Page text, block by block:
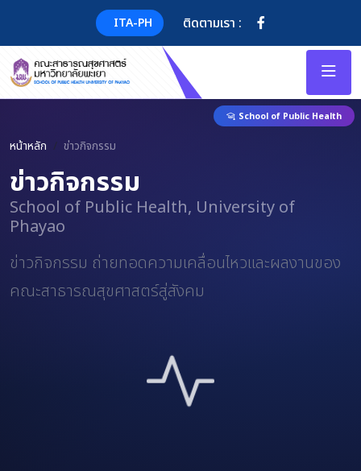
ITA-PH ติดตามเรา :
หน้าหลัก ข่าวกิจกรรม
School of Public Health
ข่าวกิจกรรม
School of Public Health, University of
Phayao
ข่าวกิจกรรม ถ่ายทอดความเคลื่อนไหวและผลงานของ
คณะสาธารณสุขศาสตร์สู่สังคม